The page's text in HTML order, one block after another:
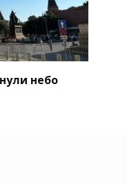
небо